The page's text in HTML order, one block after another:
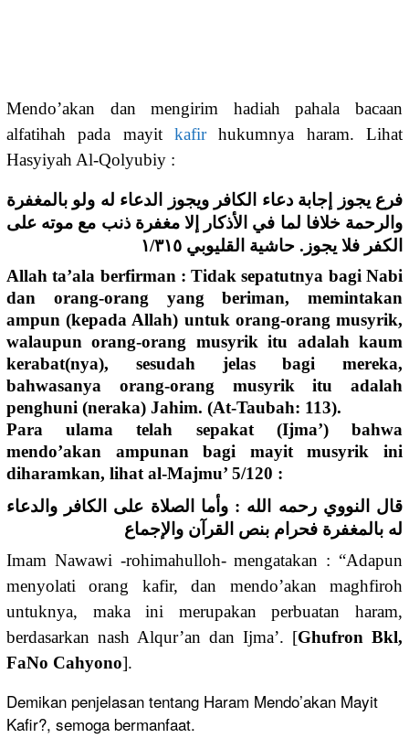
Mendo’akan dan mengirim hadiah pahala bacaan
alfatihah pada mayit kafirhukumnya haram. Lihat
Hasyiyah Al-Qolyubiy :
فرع يجوز إجابة دعاء الكافر ويجوز الدعاء له ولو بالمغفرة
والرحمة خلافا لما في الأذكار إلا مغفرة ذنب مع موته على
الكفر فلا يجوز. حاشية القليوبي ١/٣١٥
Allah ta’ala berfirman : Tidak sepatutnya bagi Nabi
dan orang-orang yang beriman, memintakan
ampun (kepada Allah) untuk orang-orang musyrik,
walaupun orang-orang musyrik itu adalah kaum
kerabat(nya), sesudah jelas bagi mereka,
bahwasanya orang-orang musyrik itu adalah
penghuni (neraka) Jahim. (At-Taubah: 113).
Para ulama telah sepakat (Ijma’) bahwa
mendo’akan ampunan bagi mayit musyrik ini
diharamkan, lihat al-Majmu’ 5/120 :
قال النووي رحمه الله : وأما الصلاة على الكافر والدعاء
له بالمغفرة فحرام بنص القرآن والإجماع
Imam Nawawi -rohimahulloh- mengatakan : “Adapun
menyolati orang kafir, dan mendo’akan maghfiroh
untuknya, maka ini merupakan perbuatan haram,
berdasarkan nash Alqur’an dan Ijma’. [Ghufron Bkl,
FaNo Cahyono].
Demikan penjelasan tentang Haram Mendo’akan Mayit
Kafir?, semoga bermanfaat.